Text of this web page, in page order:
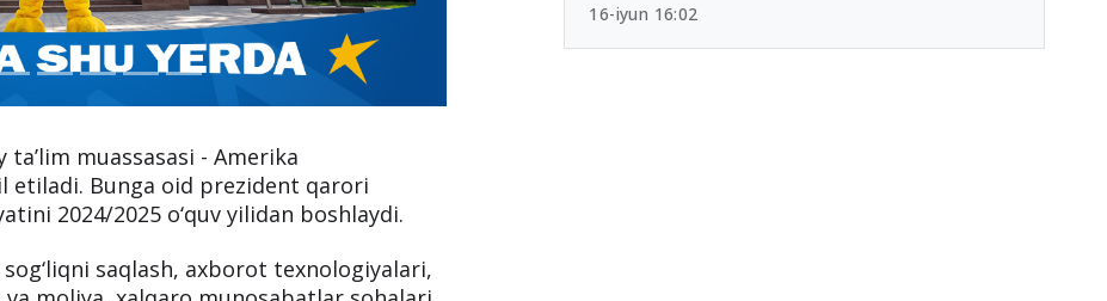
muassasasi - Amerika
Bunga oid prezident qarori
2024/2025 o‘quv yilidan boshlaydi.
saqlash, axborot texnologiyalari,
16-iyun 16:02